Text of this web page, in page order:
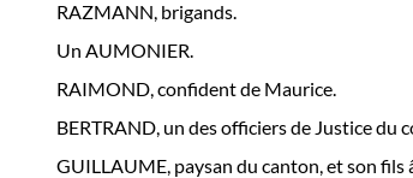
RAZMANN, brigands.
Un AUMONIER.
RAIMOND, confident de Maurice.
BERTRAND, un des officiers de Justice du
GUILLAUME, paysan du canton, et son fils